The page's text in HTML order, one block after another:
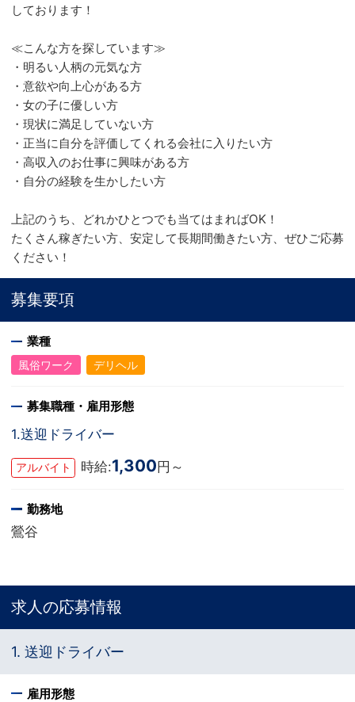
しております！
≪こんな方を探しています≫
・明るい人柄の元気な方
・意欲や向上心がある方
・女の子に優しい方
・現状に満足していない方
・正当に自分を評価してくれる会社に入りたい方
・高収入のお仕事に興味がある方
・自分の経験を生かしたい方
上記のうち、どれかひとつでも当てはまればOK！
たくさん稼ぎたい方、安定して長期間働きたい方、ぜひご応募
ください！
募集要項
業種
風俗ワーク デリヘル
募集職種・雇用形態
1.送迎ドライバー
アルバイト 時給:1,300 円～
勤務地
鶯谷
求人の応募情報
1. 送迎ドライバー
雇用形態